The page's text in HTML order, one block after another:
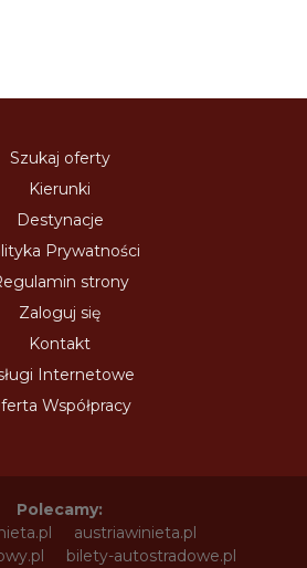
Szukaj oferty
Kierunki
Destynacje
Prywatności
strony
Zaloguj się
Kontakt
Internetowe
Współpracy
Polecamy:
austriawinieta.pl
bilety-autostradowe.pl